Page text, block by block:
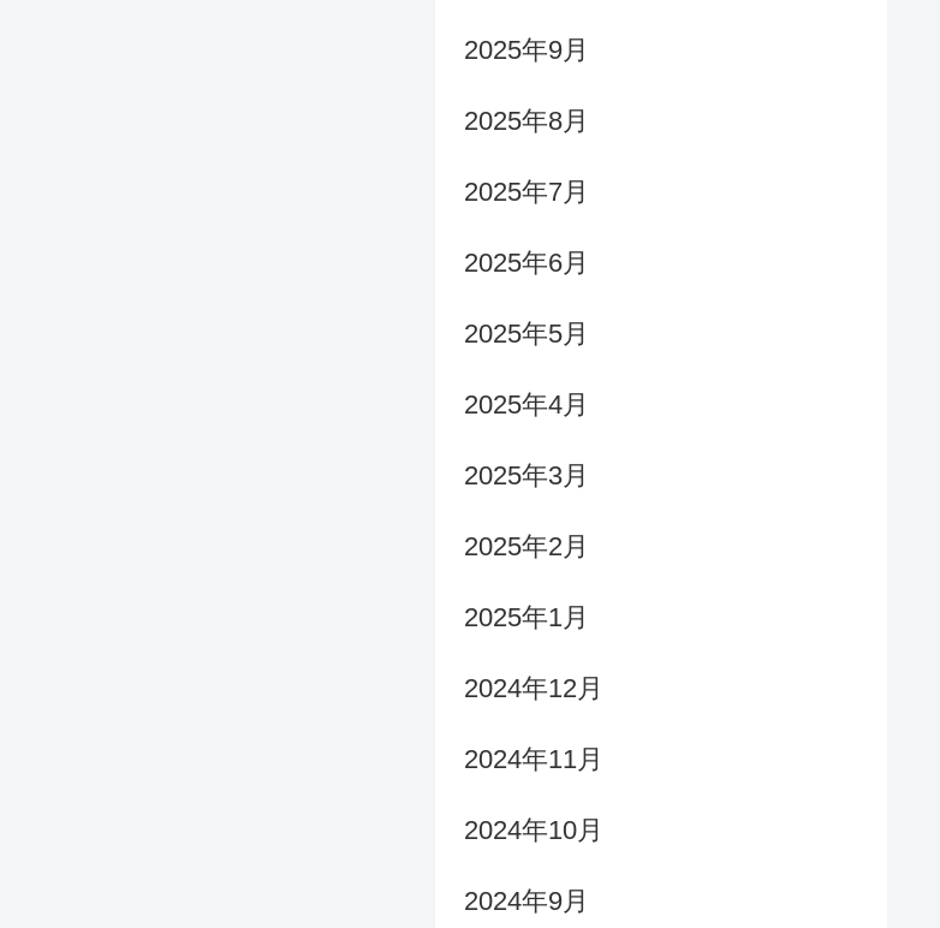
2025年9月
2025年8月
2025年7月
2025年6月
2025年5月
2025年4月
2025年3月
2025年2月
2025年1月
2024年12月
2024年11月
2024年10月
2024年9月